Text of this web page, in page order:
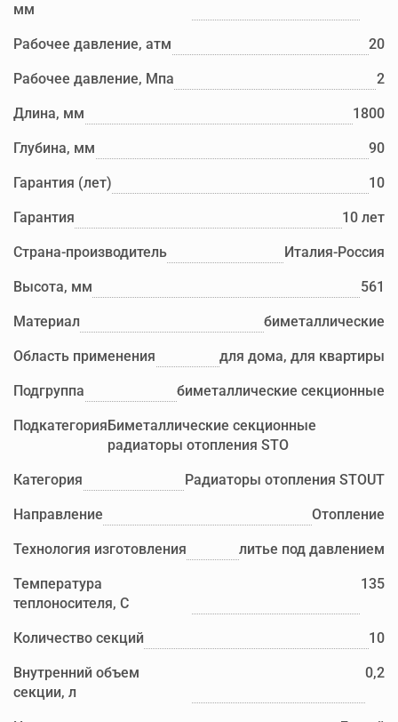
мм
Рабочее давление, атм 20
Рабочее давление, Мпа 2
Длина, мм 1800
Глубина, мм 90
Гарантия (лет) 10
Гарантия 10 лет
Страна-производитель Италия-Россия
Высота, мм 561
Материал биметаллические
Область применения для дома, для квартиры
Подгруппа биметаллические секционные
ПодкатегорияБиметаллические секционные
радиаторы отопления STO
Категория Радиаторы отопления STOUT
Направление Отопление
Технология изготовления литье под давлением
Температура
теплоносителя, С
135
Количество секций 10
Внутренний объем
секции, л
0,2